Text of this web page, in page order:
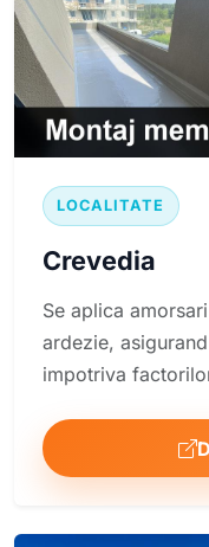
LOCALITATE
Crevedia
Se aplica
ardezie,
impotriva